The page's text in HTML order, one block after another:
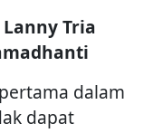
Tria
dalam
dapat